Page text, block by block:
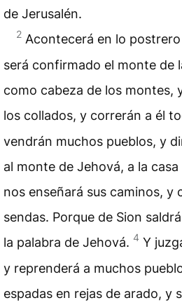
de Jerusalén.
2 Acontecerá en lo
será confirmado el monte de
como cabeza de los montes,
los collados, y correrán a él
vendrán muchos pueblos, y
al monte de Jehová, a la
nos enseñará sus caminos, y
sendas. Porque de Sion
la palabra de Jehová. 4 Y
y reprenderá a muchos
espadas en rejas de arado, y